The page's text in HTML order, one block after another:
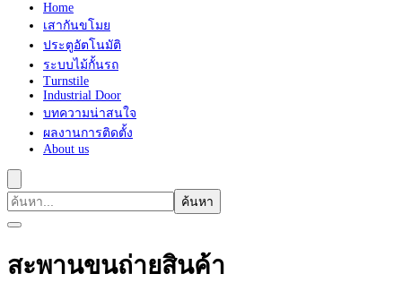
Home
เสากันขโมย
ประตูอัตโนมัติ
ระบบไม้กั้นรถ
Turnstile
Industrial Door
บทความน่าสนใจ
ผลงานการติดตั้ง
About us
ค้นหา
สะพานขนถ่ายสินค้า